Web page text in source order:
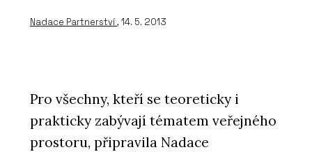
Nadace Partnerství, 14. 5. 2013
Pro všechny, kteří se teoreticky i
prakticky zabývají tématem veřejného
prostoru, připravila Nadace